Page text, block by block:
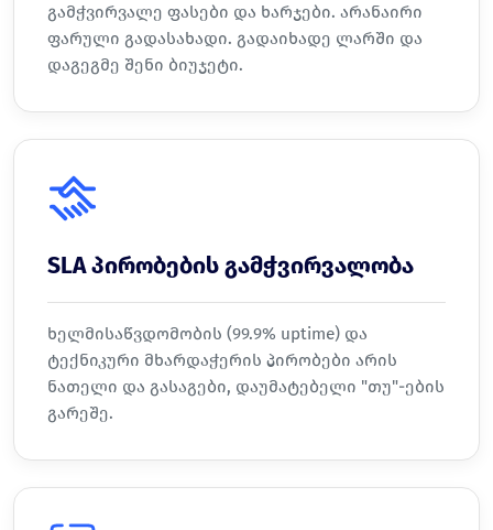
გამჭვირვალე ფასები და ხარჯები. არანაირი
ფარული გადასახადი. გადაიხადე ლარში და
დაგეგმე შენი ბიუჯეტი.
SLA პირობების გამჭვირვალობა
ხელმისაწვდომობის (99.9% uptime) და
ტექნიკური მხარდაჭერის პირობები არის
ნათელი და გასაგები, დაუმატებელი "თუ"-ების
გარეშე.